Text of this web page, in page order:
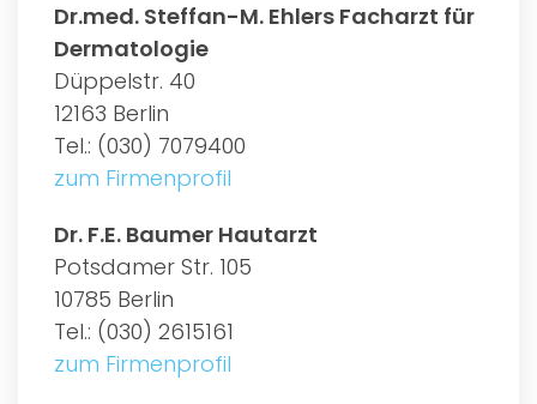
Dr.med. Steffan-M. Ehlers Facharzt für
Dermatologie
Düppelstr. 40
12163 Berlin
Tel.: (030) 7079400
zum Firmenprofil
Dr. F.E. Baumer Hautarzt
Potsdamer Str. 105
10785 Berlin
Tel.: (030) 2615161
zum Firmenprofil